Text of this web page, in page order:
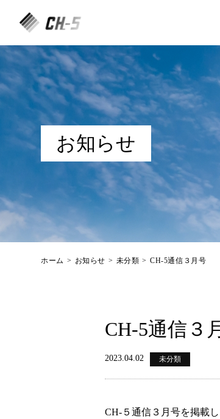
お知らせ
ホーム > お知らせ > 未分類 > CH-5通信３月号
CH-5通信３
2023.04.02 未分類
CH-５通信３月号を掲載